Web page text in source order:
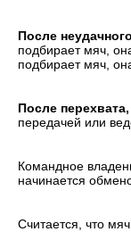
После
подбирает мяч,
подбирает мяч,
После
передачей или
Командное
начинается
Считается, что